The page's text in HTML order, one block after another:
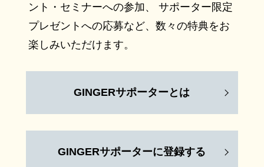
ント・セミナーへの参加、 サポーター限定
プレゼントへの応募など、数々の特典をお
楽しみいただけます。
GINGERサポーターとは
GINGERサポーターに登録する